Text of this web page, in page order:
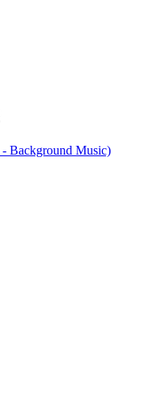
Background Music)